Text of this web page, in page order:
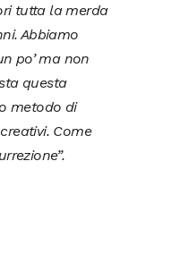
tutta la merda
Abbiamo
po’ ma non
questa
metodo di
Come